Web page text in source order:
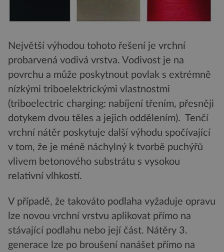
Největší výhodou tohoto řešení je vrchní
probarvená vodivá vrstva. Vodivost je na
povrchu a může poskytnout povlak s extrémně
nízkými triboelektrickými vlastnostmi
(triboelectric charging: nabíjení třením, přesněji
dotykem dvou těles a jejich oddělením). Tenčí
vrchní nátěr poskytuje další výhodu spočívající
v tom, že je méně náchylný k tvorbě puchýřů
vlivem betonového substrátu s vysokou
relativní vlhkostí.
V případě, že takováto podlaha vyžaduje opravu
lze novou vrchní vrstvu aplikovat přímo na
stávající podlahu nebo její část. Nátěry 3.
generace lze po broušení nanášet přímo na